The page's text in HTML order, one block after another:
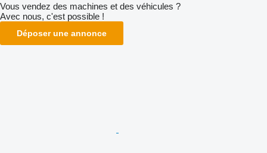
Vous vendez des machines et des véhicules ?
Avec nous, c'est possible !
Déposer une annonce